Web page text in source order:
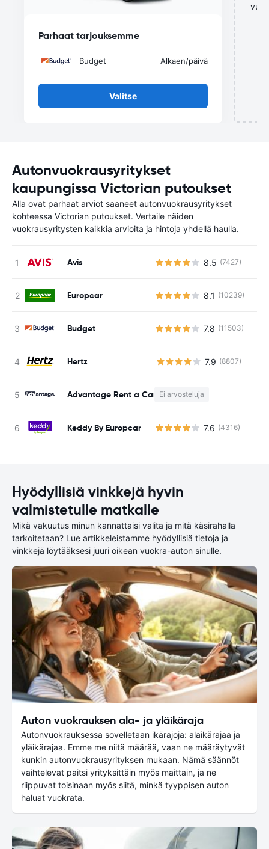
Parhaat tarjouksemme
Budget Alkaen/päivä
Valitse
Autonvuokrausyritykset
kaupungissa Victorian putoukset
Alla ovat parhaat arviot saaneet autonvuokrausyritykset
kohteessa Victorian putoukset. Vertaile näiden
vuokrausyritysten kaikkia arvioita ja hintoja yhdellä haulla.
Avis 8.5 (7427)
Europcar 8.1 (10239)
Budget 7.8 (11503)
Hertz 7.9 (8807)
Advantage Rent a Car Ei arvosteluja
Keddy By Europcar 7.6 (4316)
Hyödyllisiä vinkkejä hyvin
valmistetulle matkalle
Mikä vakuutus minun kannattaisi valita ja mitä käsirahalla
tarkoitetaan? Lue artikkeleistamme hyödyllisiä tietoja ja
vinkkejä löytääksesi juuri oikean vuokra-auton sinulle.
Auton vuokrauksen ala- ja yläikäraja
Autonvuokrauksessa sovelletaan ikärajoja: alaikärajaa ja
yläikärajaa. Emme me niitä määrää, vaan ne määräytyvät
kunkin autonvuokrausyrityksen mukaan. Nämä säännöt
vaihtelevat paitsi yrityksittäin myös maittain, ja ne
riippuvat toisinaan myös siitä, minkä tyyppisen auton
haluat vuokrata.